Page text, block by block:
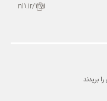
nl1.ir/3vi